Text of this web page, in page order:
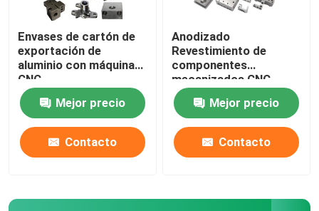
Servicios de moldeo por inyección
A presión los componentes de la fundición
Servicio de soldadura a medida
Envases de cartón de
exportación de
aluminio con máquinas
CNC
Mejor precio
Contacto
Anodizado
Revestimiento de
componentes
mecanizados CNC
STEP formato de
dibujo Mejor precio
Contacto